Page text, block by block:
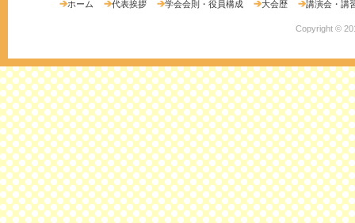
ホーム 代表挨拶 学会会則・役員構成 大会歴 講演会・講
Copyright ©